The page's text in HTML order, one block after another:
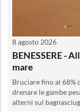
8 agosto 2026
BENESSERE -
mare
Bruciare fino al 68%
drenare le gambe
alterni sul